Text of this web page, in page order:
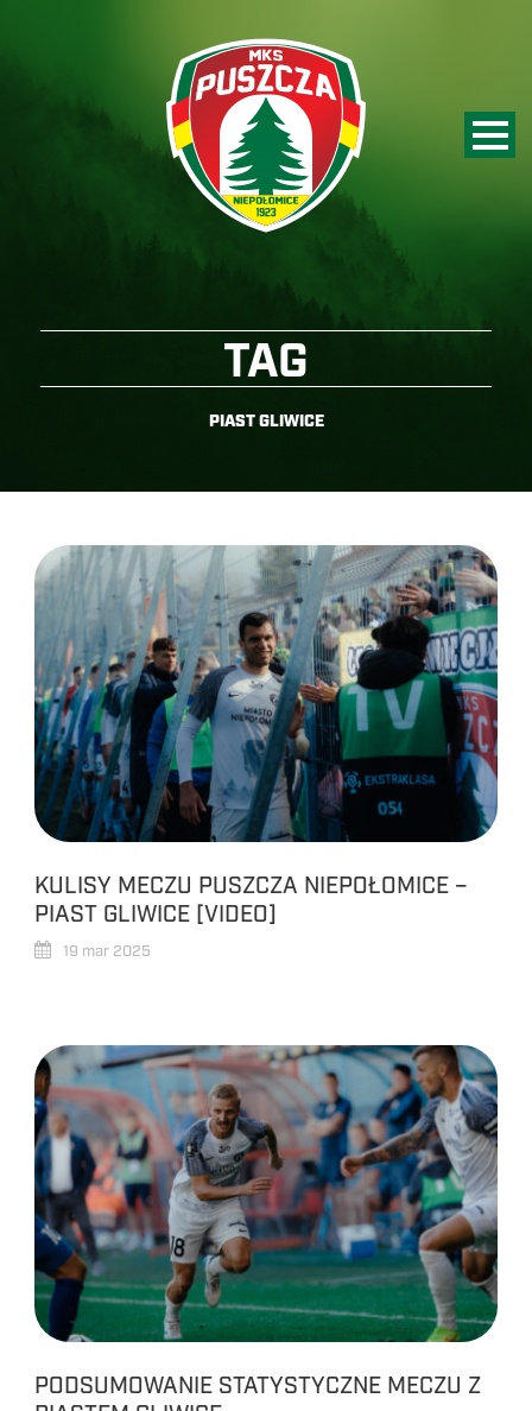
TAG
PIAST GLIWICE
KULISY MECZU PUSZCZA NIEPOŁOMICE –
PIAST GLIWICE [VIDEO]
19 mar 2025
PODSUMOWANIE STATYSTYCZNE MECZU Z